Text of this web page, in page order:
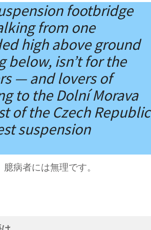
footbridge
from one
high above ground
below, isn’t for the
— and lovers of
to the Dolní Morava
of the Czech Republic
suspension
病者には無理です。